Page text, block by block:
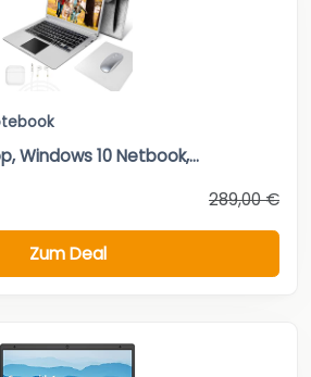
Windows 10 Netbook,...
289,00 €
Zum Deal